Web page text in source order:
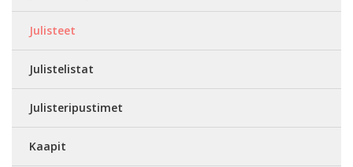
Julisteet
Julistelistat
Julisteripustimet
Kaapit